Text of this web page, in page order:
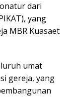
dari
yang
MBR Kuasaet
umat
gereja, yang